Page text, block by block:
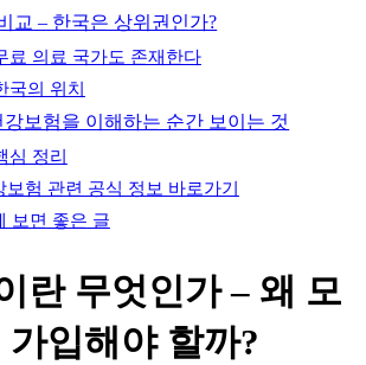
교 – 한국은 상위권인가?
료 의료 국가도 존재한다
국의 위치
강보험을 이해하는 순간 보이는 것
심 정리
보험 관련 공식 정보 바로가기
보면 좋은 글
란 무엇인가 – 왜 모
입해야 할까?